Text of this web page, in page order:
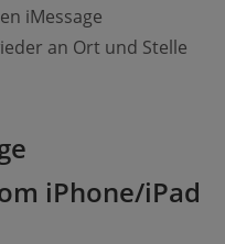
iMessage
an Ort und Stelle
iPhone/iPad